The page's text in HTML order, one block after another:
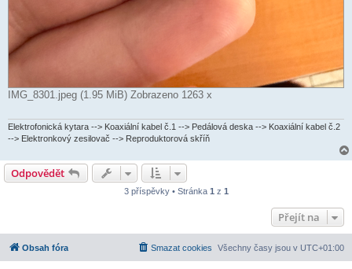
IMG_8301.jpeg (1.95 MiB) Zobrazeno 1263 x
Elektrofonická kytara --> Koaxiální kabel č.1 --> Pedálová deska --> Koaxiální kabel č.2
--> Elektronkový zesilovač --> Reproduktorová skříň
Odpovědět
3 příspěvky • Stránka 1 z 1
Přejít na
Obsah fóra Všechny časy jsou v UTC+01:00
Smazat cookies